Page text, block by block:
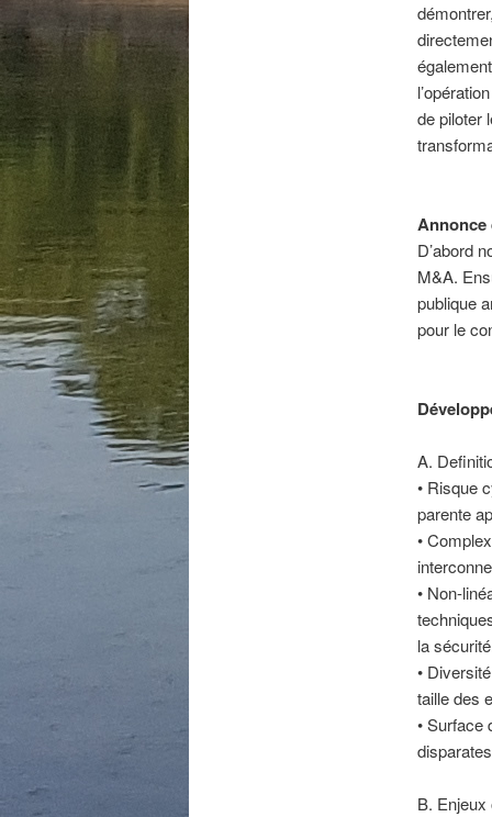
de piloter
Annonce
D’abord
M&A.
publique
pour le
A.
• Risque
parente
•
• Non-
la
•
taille des
• Surface
B.